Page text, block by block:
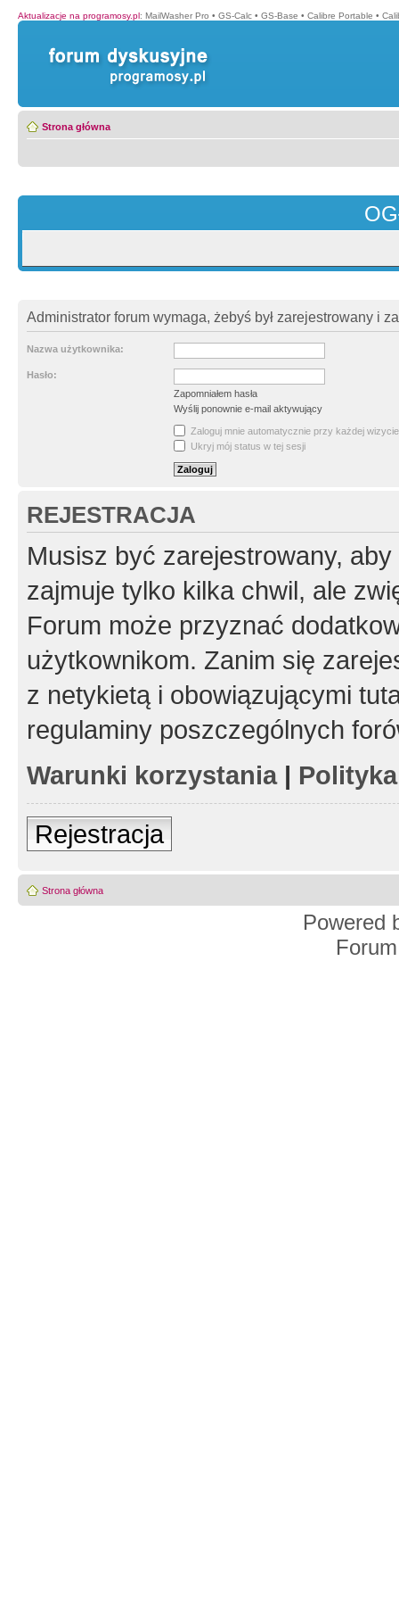
Aktualizacje na programosy.pl: MailWasher Pro • GS-Calc • GS-Base • Calibre Portable •
Strona główna
Administrator forum wymaga, żebyś był zarejestrowany i
Nazwa użytkownika:
Hasło:
Zapomniałem hasła
Wyślij ponownie e-mail aktywujący
Zaloguj mnie automatycznie przy każdej wizycie
Ukryj mój status w tej sesji
REJESTRACJA
Musisz być zarejestrowany,
zajmuje tylko kilka chwil, ale
Forum może przyznać
użytkownikom. Zanim się
z netykietą i obowiązującymi
regulaminy poszczególnych
Warunki korzystania|
Rejestracja
Strona główna
Powered